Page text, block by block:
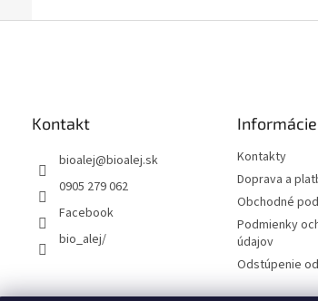
Kontakt
bioalej@bioalej.sk
0905 279 062
Facebook
bio_alej/
Kontakty
Doprava a
Obchodné
Podmienky
údajov
Odstúpenie